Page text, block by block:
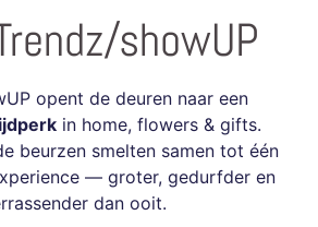
showUP
opent de deuren naar een
in home, flowers & gifts.
beurzen smelten samen tot één
— groter, gedurfder en
dan ooit.